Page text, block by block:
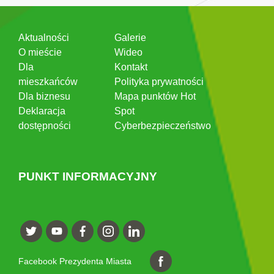
Aktualności
O mieście
Dla
mieszkańców
Dla biznesu
Deklaracja
dostępności
Galerie
Wideo
Kontakt
Polityka prywatności
Mapa punktów Hot
Spot
Cyberbezpieczeństwo
PUNKT INFORMACYJNY
Facebook Prezydenta Miasta